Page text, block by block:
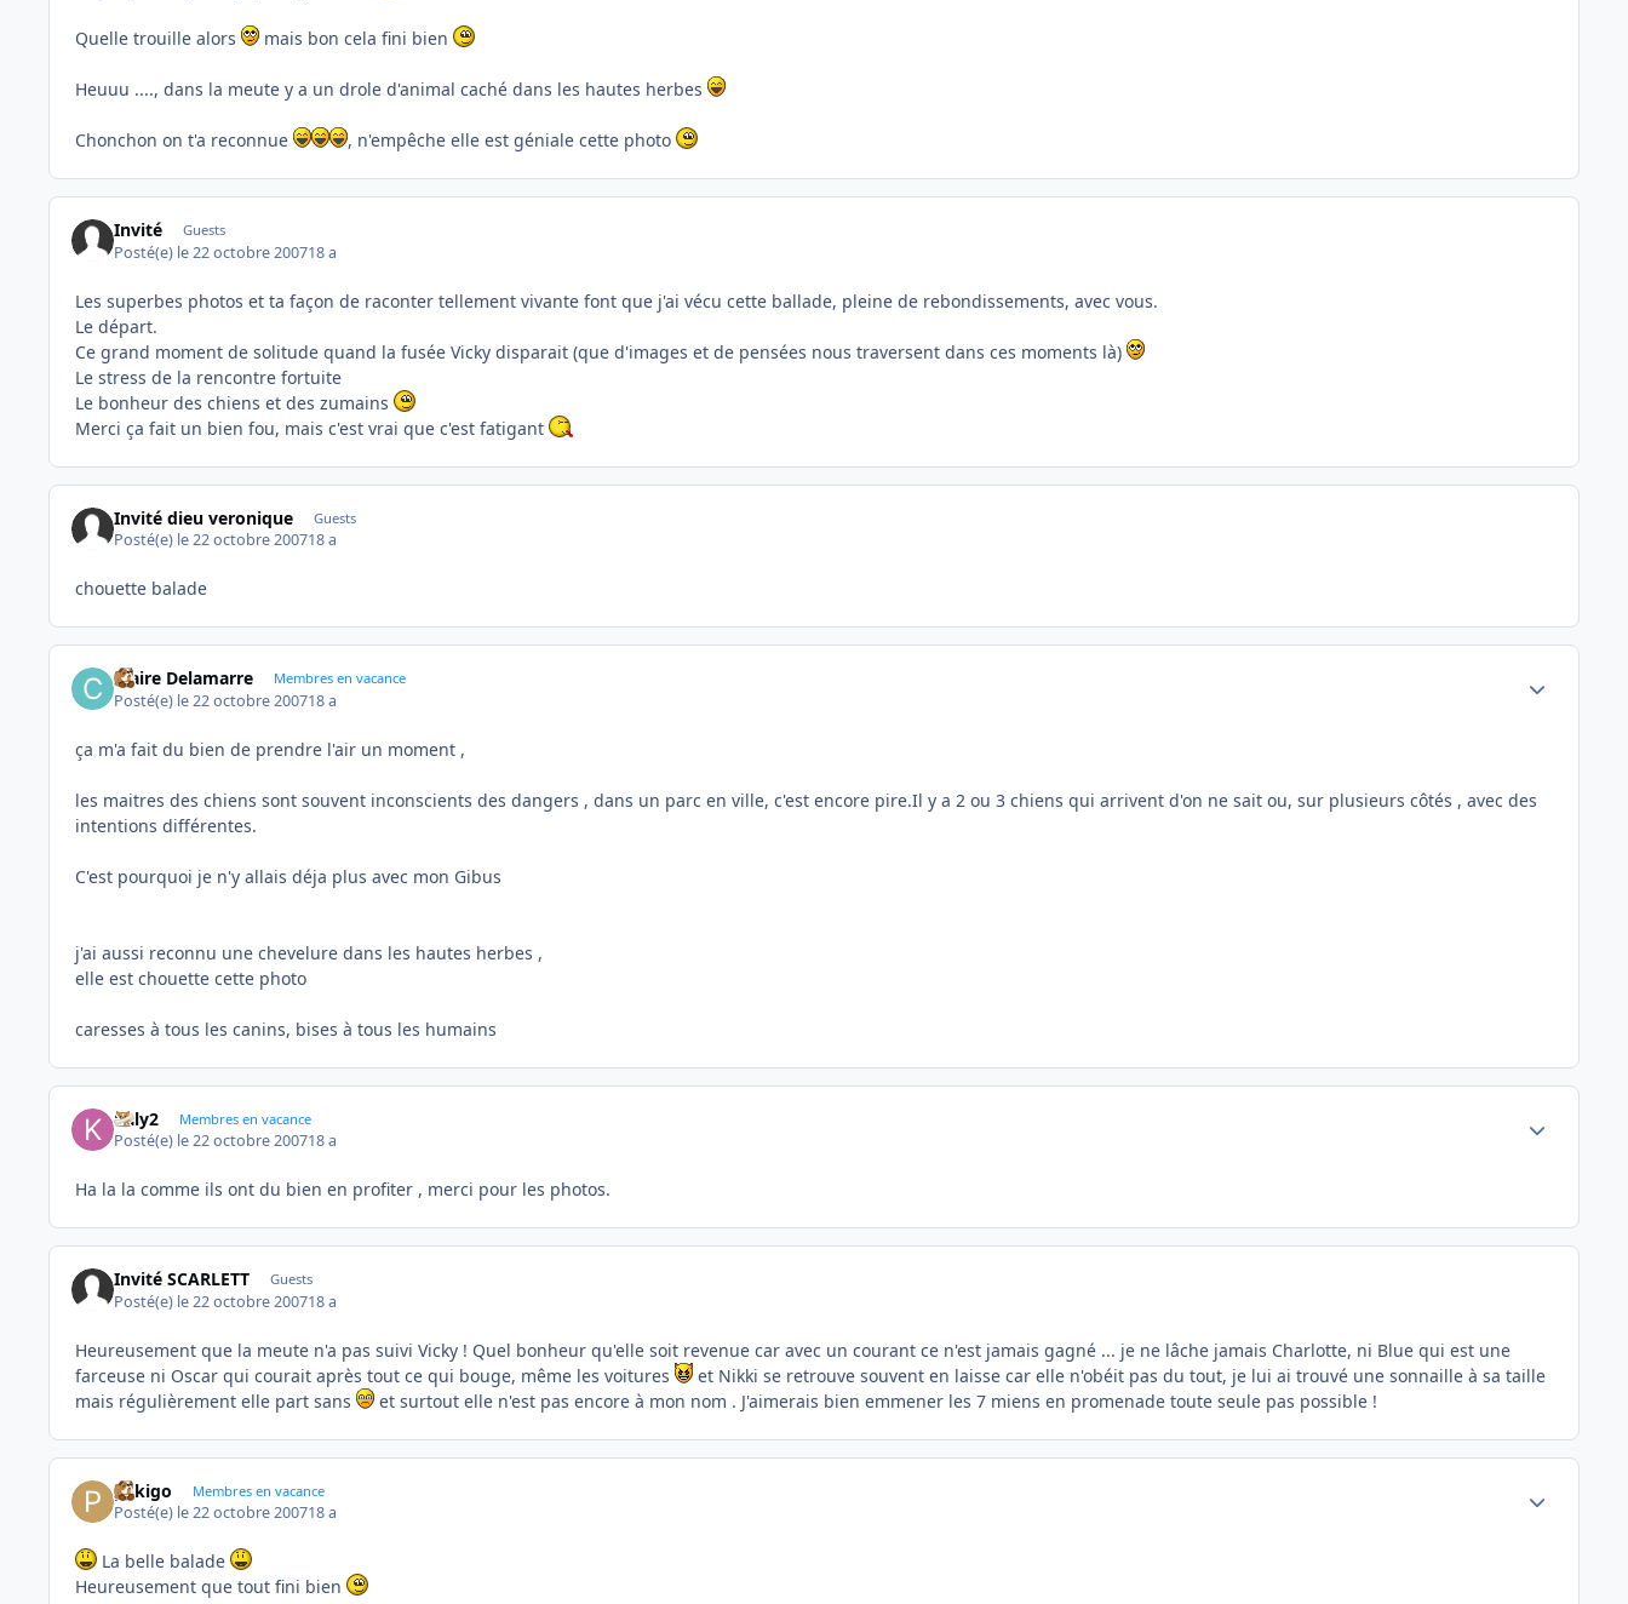
Quelle trouille alors mais bon cela fini bien
Heuuu ...., dans la meute y a un drole d'animal caché dans les hautes herbes
Chonchon on t'a reconnue , n'empêche elle est géniale cette photo
Invité Guests
Posté(e) le 22 octobre 200718 a
Les superbes photos et ta façon de raconter tellement vivante font que j'ai vécu cette ballade, pleine de rebondissements, avec vous.
Le départ.
Ce grand moment de solitude quand la fusée Vicky disparait (que d'images et de pensées nous traversent dans ces moments là)
Le stress de la rencontre fortuite
Le bonheur des chiens et des zumains
Merci ça fait un bien fou, mais c'est vrai que c'est fatigant
Invité dieu veronique Guests
Posté(e) le 22 octobre 200718 a
chouette balade
Claire Delamarre Membres en vacance
Posté(e) le 22 octobre 200718 a
ça m'a fait du bien de prendre l'air un moment ,
les maitres des chiens sont souvent inconscients des dangers , dans un parc en ville, c'est encore pire.Il y a 2 ou 3 chiens qui arrivent d'on ne sait ou, sur plusieurs côtés , avec des
intentions différentes.
C'est pourquoi je n'y allais déja plus avec mon Gibus
j'ai aussi reconnu une chevelure dans les hautes herbes ,
elle est chouette cette photo
caresses à tous les canins, bises à tous les humains
kaly2 Membres en vacance
Posté(e) le 22 octobre 200718 a
Ha la la comme ils ont du bien en profiter , merci pour les photos.
Invité SCARLETT Guests
Posté(e) le 22 octobre 200718 a
Heureusement que la meute n'a pas suivi Vicky ! Quel bonheur qu'elle soit revenue car avec un courant ce n'est jamais gagné ... je ne lâche jamais Charlotte, ni Blue qui est une
farceuse ni Oscar qui courait après tout ce qui bouge, même les voitures
et Nikki se retrouve souvent en laisse car elle n'obéit pas du tout, je lui ai trouvé une sonnaille à sa taille
mais régulièrement elle part sans
et surtout elle n'est pas encore à mon nom . J'aimerais bien emmener les 7 miens en promenade toute seule pas possible !
pekigo Membres en vacance
Posté(e) le 22 octobre 200718 a
La belle balade
Heureusement que tout fini bien